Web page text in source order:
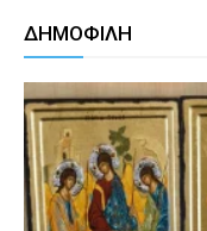
ΔΗΜΟΦΙΛΗ